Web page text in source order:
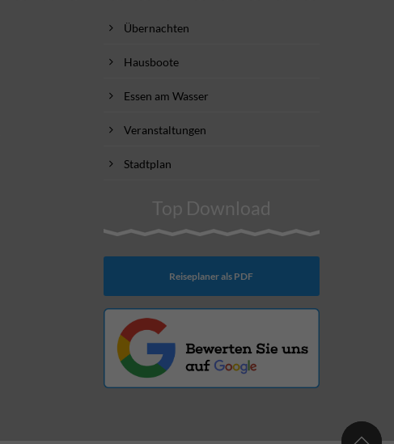
Übernachten
Hausboote
Essen am Wasser
Veranstaltungen
Stadtplan
Top Download
Reiseplaner als PDF